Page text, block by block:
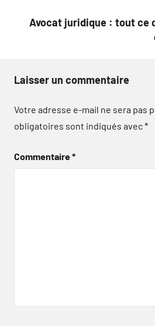
Avocat juridique : tout ce
Laisser un commentaire
Votre adresse e-mail ne sera pas
obligatoires sont indiqués avec*
Commentaire*